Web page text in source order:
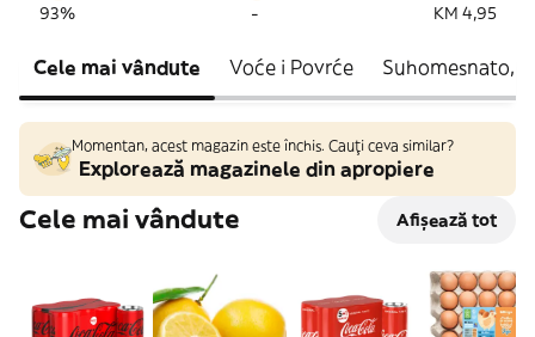
93% - KM 4,95
Cele mai vândute Voće i Povrće Suhomesnato,
Momentan, acest magazin este închis. Cauți ceva similar?
Explorează magazinele din apropiere
Cele mai vândute Afișează tot